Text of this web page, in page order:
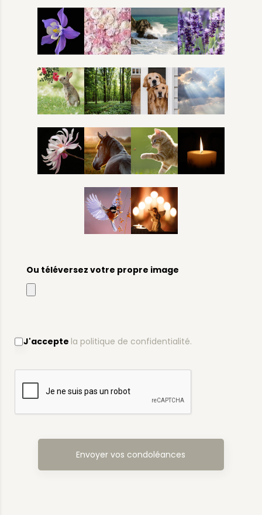
Ou téléversez votre propre image
J'accepte la politique de confidentialité.